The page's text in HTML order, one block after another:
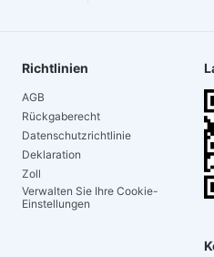
Richtlinien
AGB
Rückgaberecht
Datenschutzrichtlinie
Deklaration
Zoll
Verwalten Sie Ihre Cookie-
Einstellungen